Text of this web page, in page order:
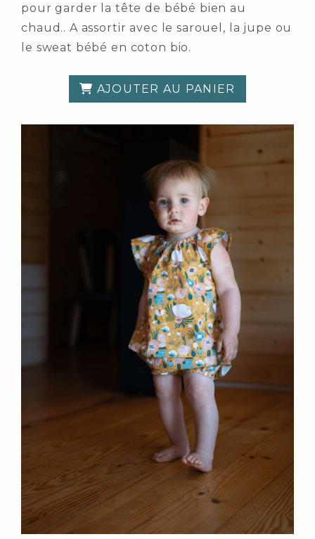
pour garder la tête de bébé bien au
chaud.. A assortir avec le sarouel, la jupe ou
le sweat bébé en coton bio.
AJOUTER AU PANIER